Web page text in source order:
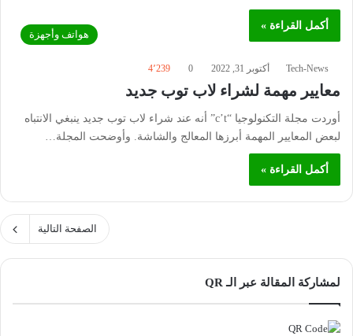
أكمل القراءة »
هواتف وأجهزة
Tech-News أكتوبر 31, 2022 0 4٬239
معايير مهمة لشراء لاب توب جديد
أوردت مجلة التكنولوجيا “c’t” أنه عند شراء لاب توب جديد ينبغي الانتباه
لبعض المعايير المهمة أبرزها المعالج والشاشة. وأوضحت المجلة…
أكمل القراءة »
الصفحة التالية
لمشاركة المقالة عبر الـ QR